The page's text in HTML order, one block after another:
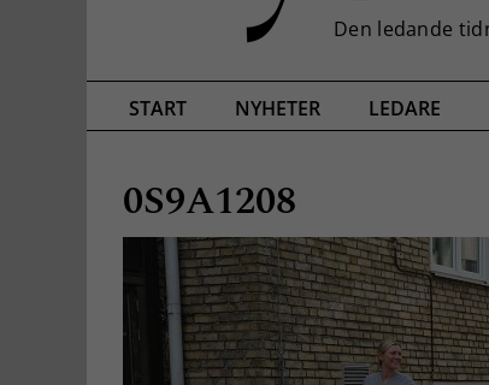
START NYHETER LEDARE
0S9A1208